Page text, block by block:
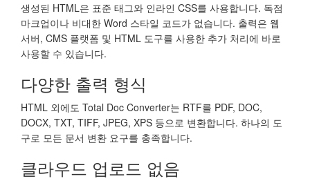
생성된 HTML은 표준 태그와 인라인 CSS를 사용합니다. 독점
마크업이나 비대한 Word 스타일 코드가 없습니다. 출력은 웹
서버, CMS 플랫폼 및 HTML 도구를 사용한 추가 처리에 바로
사용할 수 있습니다.
다양한 출력 형식
HTML 외에도 Total Doc Converter는 RTF를 PDF, DOC,
DOCX, TXT, TIFF, JPEG, XPS 등으로 변환합니다. 하나의 도
구로 모든 문서 변환 요구를 충족합니다.
클라우드 업로드 없음